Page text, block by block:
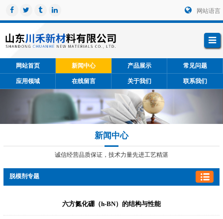
网站语言
网站首页 新闻中心 产品展示 常见问题
应用领域 在线留言 关于我们 联系我们
新闻中心
诚信经营品质保证，技术力量先进工艺精湛
脱模剂专题
六方氮化硼（h-BN）的结构与性能